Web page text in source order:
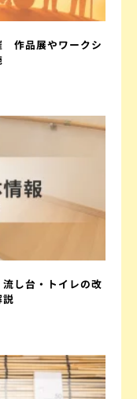
作品展やワークシ
し台・トイレの改